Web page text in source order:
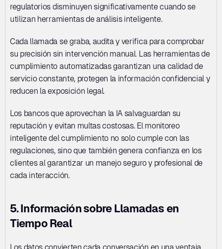
regulatorios disminuyen significativamente cuando se
utilizan herramientas de análisis inteligente.
Cada llamada se graba, audita y verifica para comprobar
su precisión sin intervención manual. Las herramientas de
cumplimiento automatizadas garantizan una calidad de
servicio constante, protegen la información confidencial y
reducen la exposición legal.
Los bancos que aprovechan la IA salvaguardan su
reputación y evitan multas costosas. El monitoreo
inteligente del cumplimiento no solo cumple con las
regulaciones, sino que también genera confianza en los
clientes al garantizar un manejo seguro y profesional de
cada interacción.
5. Información sobre Llamadas en
Tiempo Real